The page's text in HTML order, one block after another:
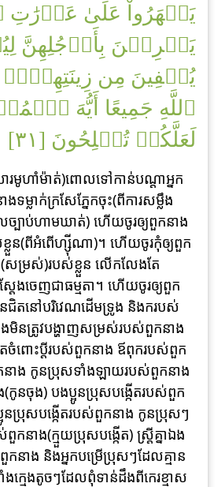
يَظۡهَرُواْ عَلَىٰ عَوۡرَٰتِ
يَضۡرِبۡنَ بِأَرۡجُلِهِنَّ
يُخۡفِينَ مِن زِينَتِهِنَّۚ
ٱللَّهِ جَمِيعًا أَيُّهَ
لَعَلَّكُمۡ تُفۡلِحُونَ [٣١]
រមូហាំម៉ាត់)ពោលទៅកាន់បណ្តាអ្នក
ទម្លាក់ក្រសែភ្នែកចុះ(ពីការសម្លឹង
ច្បាប់ហាមឃាត់) ហើយចូរឲ្យពួកនាង
ស់ខ្លួន(ពីអំពើហ្ស៊ីណា)។ ហើយចូរកុំឲ្យពួក
(សម្រស់)របស់ខ្លួន លើកលែងតែ
តែងចេញជាធម្មតា។ ហើយចូរឲ្យពួក
ជិតនៅបរិវេណដើមទ្រូង និងករបស់
នត្រូវបង្ហាញសម្រស់របស់ពួកនាង
ពោះប្តីរបស់ពួកនាង ឪពុករបស់ពួក
នាង កូនប្រុសទាំងឡាយរបស់ពួកនាង
កូនចុង) បងប្អូនប្រុសបង្កើតរបស់ពួក
នប្រុសបង្កើតរបស់ពួកនាង កូនប្រុសៗ
កនាង(ក្មួយប្រុសបង្កើត) ស្ត្រីគ្នាឯង
ពួកនាង និងអ្នកបម្រើប្រុសៗដែលគ្មាន
ងក្មេងតូចៗដែលពុំទាន់ដឹងពីកេរខ្មាស